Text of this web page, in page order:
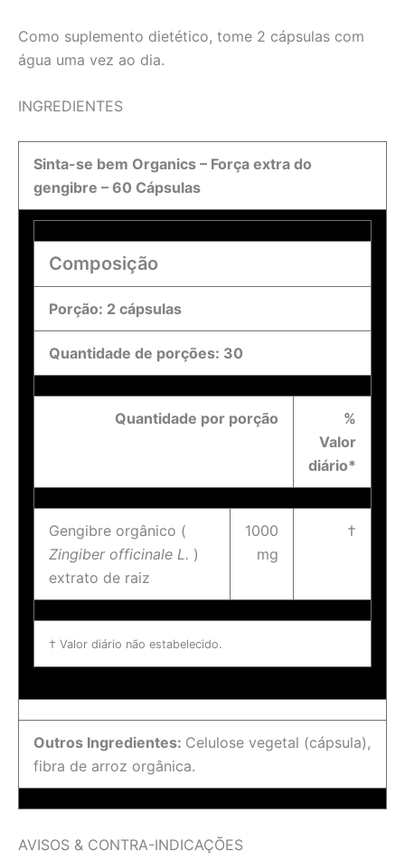
Como suplemento dietético, tome 2 cápsulas com
água uma vez ao dia.
INGREDIENTES
Sinta-se bem Organics – Força extra do
gengibre – 60 Cápsulas
Composição
Porção: 2 cápsulas
Quantidade de porções: 30
Quantidade por porção
%
Valor
diário*
Gengibre orgânico (
Zingiber officinale L. )
extrato de raiz
1000
mg
†
† Valor diário não estabelecido.
Outros Ingredientes: Celulose vegetal (cápsula),
fibra de arroz orgânica.
AVISOS & CONTRA-INDICAÇÕES